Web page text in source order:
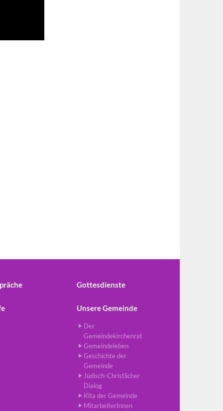
Gottesdienste
Unsere Gemeinde
Der
Gemeindekirchenrat
Gemeindeleben
Geschichte der
Gemeinde
Jüdisch-Christlicher
Dialog
Kita der Gemeinde
MitarbeiterInnen